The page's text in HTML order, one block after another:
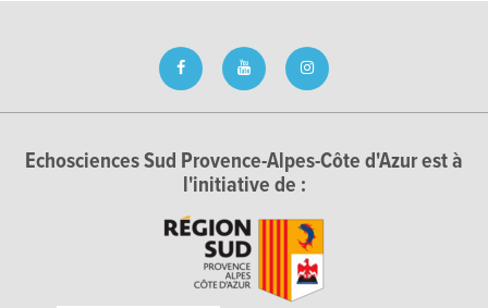
Echosciences Sud Provence-Alpes-Côte d'Azur est à
l'initiative de :